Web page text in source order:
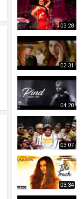
03:28
02:31
04:20
03:07
03:34